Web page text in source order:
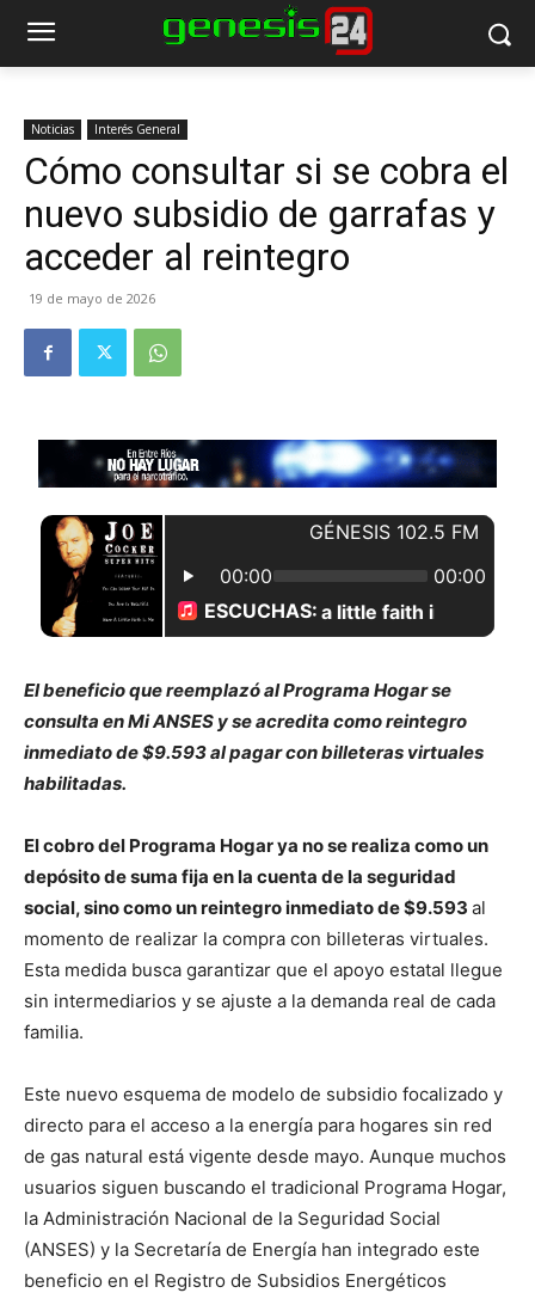
Noticias Interés General
Cómo consultar si se cobra el
nuevo subsidio de garrafas y
acceder al reintegro
19 de mayo de 2026
El beneficio que reemplazó al Programa Hogar se
consulta en Mi ANSES y se acredita como reintegro
inmediato de $9.593 al pagar con billeteras virtuales
habilitadas.
El cobro del Programa Hogar ya no se realiza como un
depósito de suma fija en la cuenta de la seguridad
social, sino como un reintegro inmediato de $9.593 al
momento de realizar la compra con billeteras virtuales.
Esta medida busca garantizar que el apoyo estatal llegue
sin intermediarios y se ajuste a la demanda real de cada
familia.
Este nuevo esquema de modelo de subsidio focalizado y
directo para el acceso a la energía para hogares sin red
de gas natural está vigente desde mayo. Aunque muchos
usuarios siguen buscando el tradicional Programa Hogar,
la Administración Nacional de la Seguridad Social
(ANSES) y la Secretaría de Energía han integrado este
beneficio en el Registro de Subsidios Energéticos